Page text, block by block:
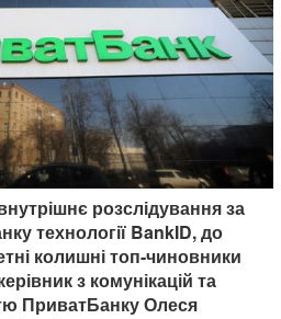
розслідування за
технології BankID, до
колишні топ-чиновники
з комунікацій та
ПриватБанку Олеся